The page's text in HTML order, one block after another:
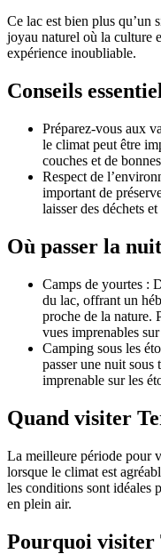
Ce lac est bien plus qu’un
joyau naturel où la culture
expérience inoubliable.
Conseils
Préparez-vous aux
le climat peut être
couches et de
Respect de
important de
laisser des déchets
Où passer la
Camps de yourtes :
du lac, offrant un
proche de la nature.
vues imprenables
Camping sous les
passer une nuit
imprenable sur les
Quand visiter
La meilleure période pour
lorsque le climat est
les conditions sont idéales
en plein air.
Pourquoi visiter